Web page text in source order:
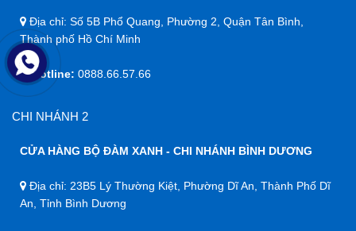
Địa chỉ: Số 5B Phổ Quang, Phường 2, Quận Tân Bình,
Thành phố Hồ Chí Minh
Hotline: 0888.66.57.66
CHI NHÁNH 2
CỬA HÀNG BỘ ĐÀM XANH - CHI NHÁNH BÌNH DƯƠNG
Địa chỉ: 23B5 Lý Thường Kiệt, Phường Dĩ An, Thành Phố Dĩ
An, Tỉnh Bình Dương